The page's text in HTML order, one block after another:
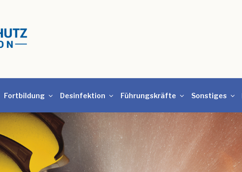
Fortbildung Desinfektion Führungskräfte Sonstiges